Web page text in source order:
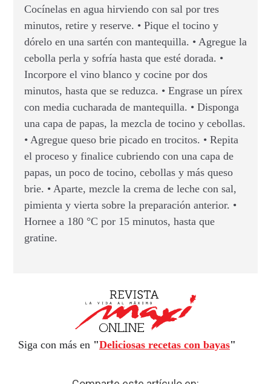
Cocínelas en agua hirviendo con sal por tres
minutos, retire y reserve. • Pique el tocino y
dórelo en una sartén con mantequilla. • Agregue la
cebolla perla y sofría hasta que esté dorada. •
Incorpore el vino blanco y cocine por dos
minutos, hasta que se reduzca. • Engrase un pírex
con media cucharada de mantequilla. • Disponga
una capa de papas, la mezcla de tocino y cebollas.
• Agregue queso brie picado en trocitos. • Repita
el proceso y finalice cubriendo con una capa de
papas, un poco de tocino, cebollas y más queso
brie. • Aparte, mezcle la crema de leche con sal,
pimienta y vierta sobre la preparación anterior. •
Hornee a 180 °C por 15 minutos, hasta que
gratine.
Siga con más en "Deliciosas recetas con bayas"